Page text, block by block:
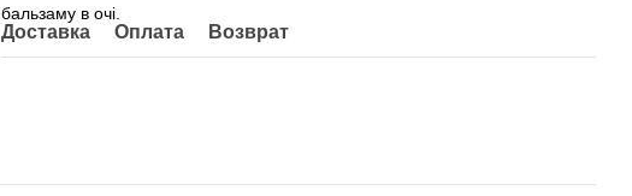
бальзаму в очі.
Доставка Оплата Возврат